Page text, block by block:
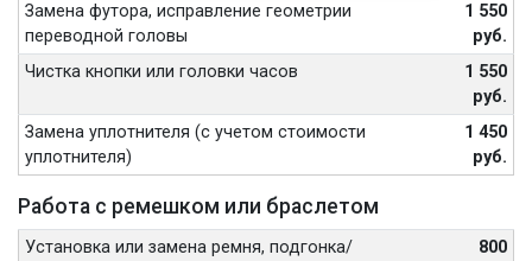
Замена футора, исправление геометрии
переводной головы
1 550
руб.
Чистка кнопки или головки часов
1 550
руб.
Замена уплотнителя (с учетом стоимости
уплотнителя)
1 450
руб.
Работа с ремешком или браслетом
Установка или замена ремня, подгонка/
800